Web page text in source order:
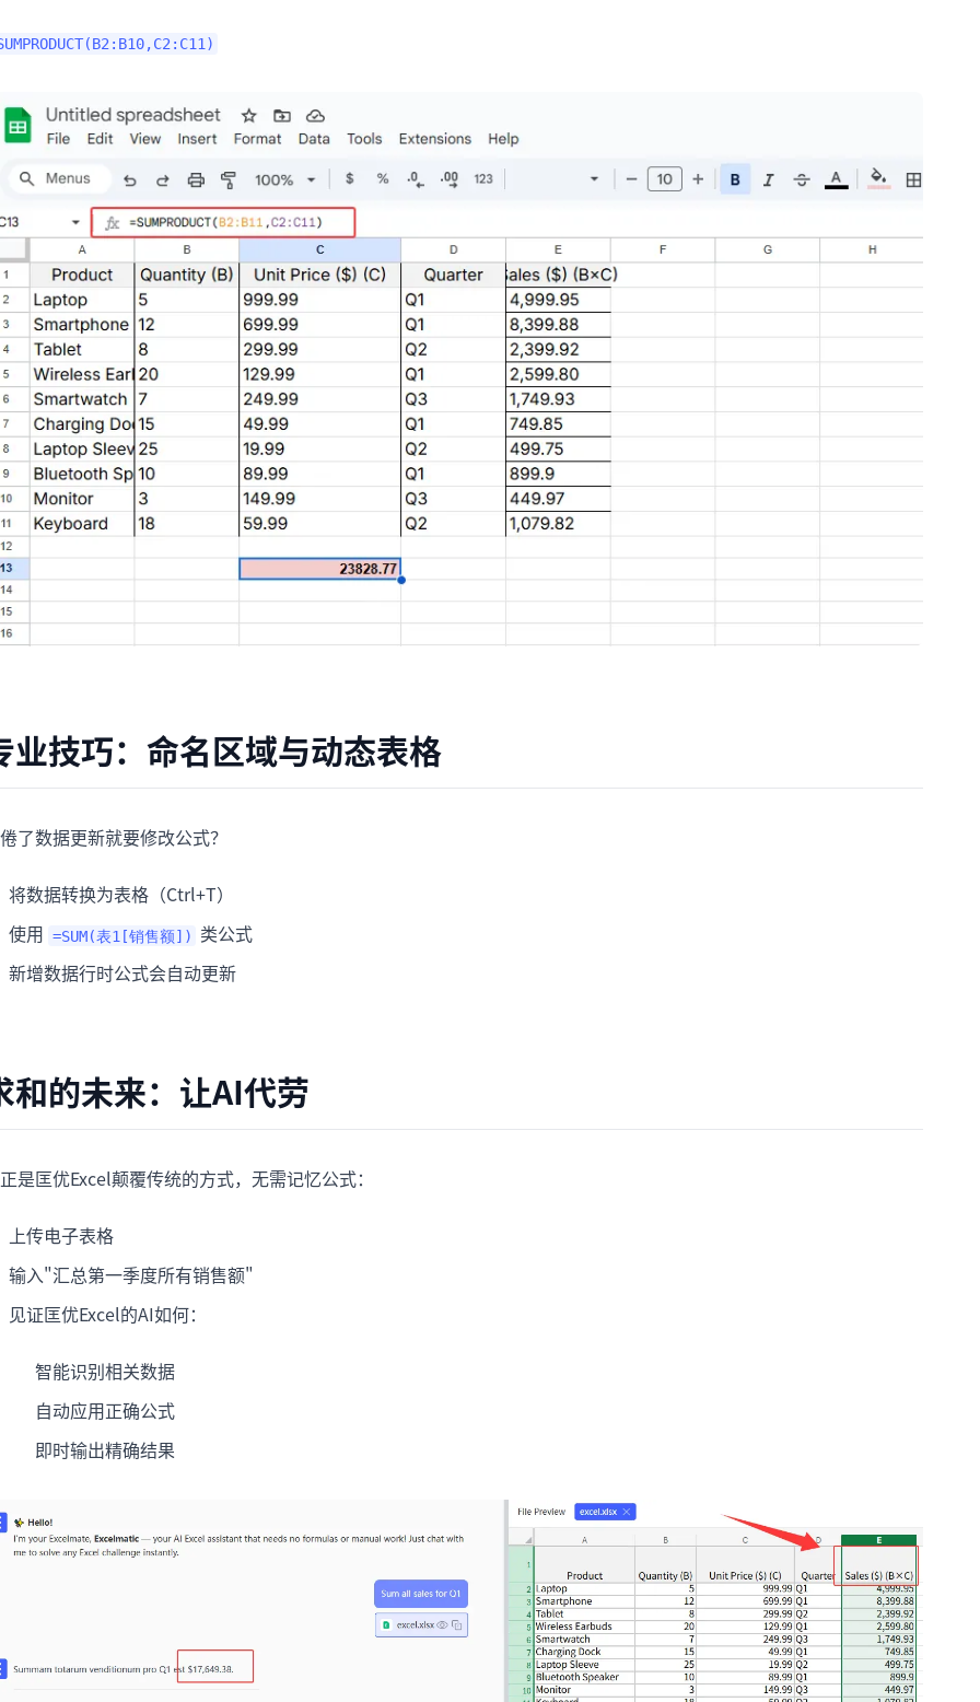
业技巧：命名区域与动态表格
了数据更新就要修改公式？
将数据转换为表格（Ctrl+T）
使用 =SUM(表1[销售额])
类公式
新增数据行时公式会自动更新
和的未来：让AI代劳
是匡优Excel颠覆传统的方式，无需记忆公式：
上传电子表格
输入"汇总第一季度所有销售额"
见证匡优Excel的AI如何：
智能识别相关数据
自动应用正确公式
即时输出精确结果